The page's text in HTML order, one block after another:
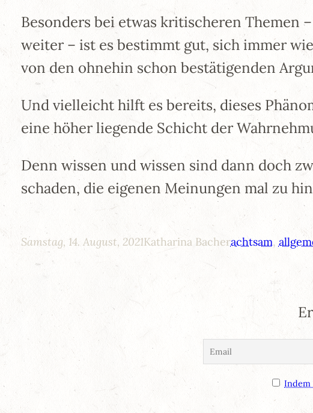
Besonders bei etwas kritischeren Themen
weiter – ist es bestimmt gut, sich immer
von den ohnehin schon bestätigenden
Und vielleicht hilft es bereits, dieses
eine höher liegende Schicht der
Denn wissen und wissen sind dann doch
schaden, die eigenen Meinungen mal zu
Samstag, 14. August, 2021Katharina Bacherachtsam,
Indem